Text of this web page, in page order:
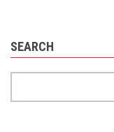
SEARCH